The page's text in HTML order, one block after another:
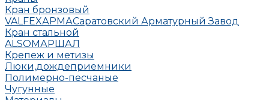
Кран бронзовый
VALFEXАРМАСаратовский Арматурный Завод
Кран стальной
ALSOМАРШАЛ
Крепеж и метизы
Люки,дождеприемники
Полимерно-песчаные
Чугунные